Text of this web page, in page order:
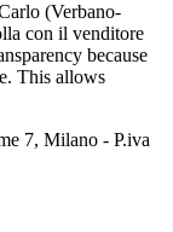
(Verbano-
con il venditore
because
This allows
7, Milano - P.iva